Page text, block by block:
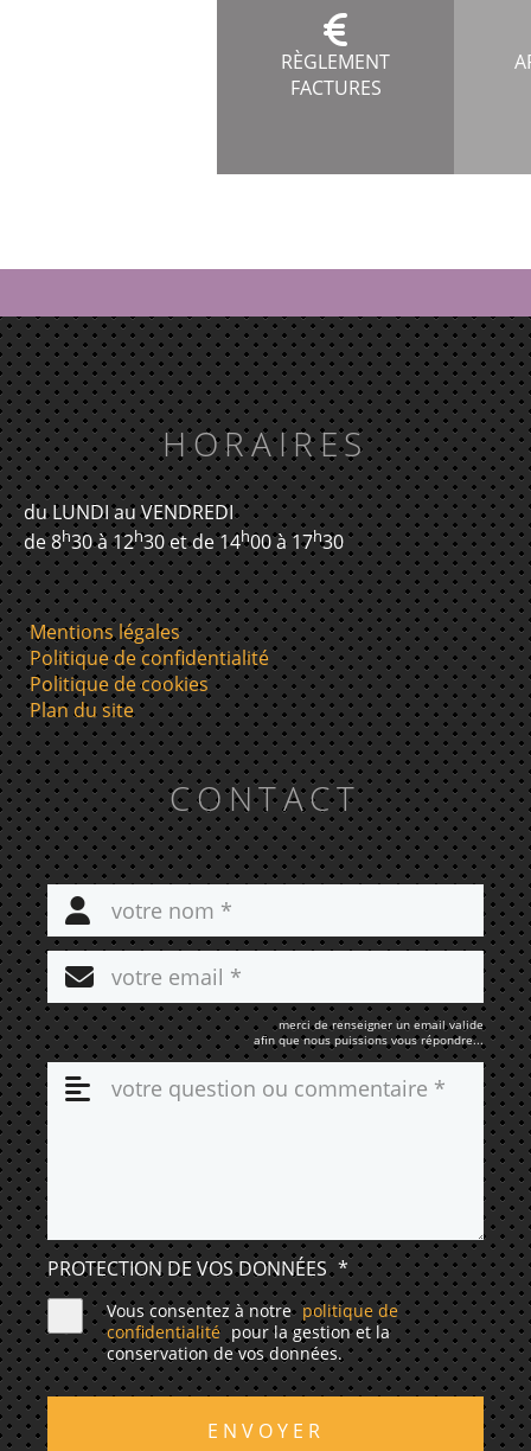
RÈGLEMENT
FACTURES
HORAIRES
du LUNDI au VENDREDI
de 8h30 à 12h30 et de 14h00 à 17h30
Mentions légales
Politique de confidentialité
Politique de cookies
Plan du site
CONTACT
merci de renseigner un email valide
afin que nous puissions vous répondre...
PROTECTION DE VOS DONNÉES *
Vous consentez à notre politique de
confidentialité pour la gestion et la
conservation de vos données.
ENVOYER